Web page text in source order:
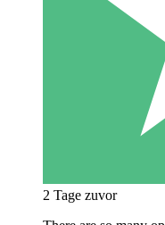
2 Tage zuvor